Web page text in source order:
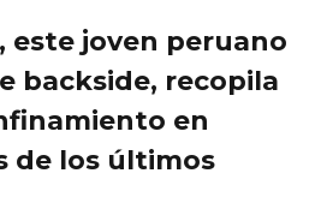
este joven peruano
backside, recopila
en
de los últimos